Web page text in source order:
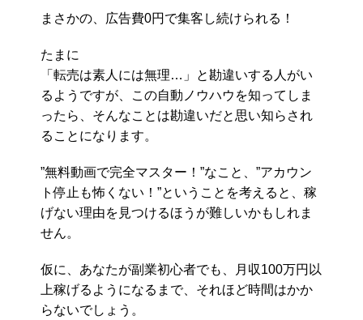
まさかの、広告費0円で集客し続けられる！
たまに
「転売は素人には無理…」と勘違いする人がい
るようですが、この自動ノウハウを知ってしま
ったら、そんなことは勘違いだと思い知らされ
ることになります。
”無料動画で完全マスター！”なこと、”アカウン
ト停止も怖くない！”ということを考えると、稼
げない理由を見つけるほうが難しいかもしれま
せん。
仮に、あなたが副業初心者でも、月収100万円以
上稼げるようになるまで、それほど時間はかか
らないでしょう。